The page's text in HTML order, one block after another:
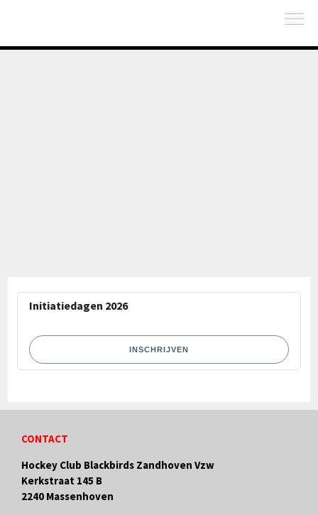
Initiatiedagen 2026
INSCHRIJVEN
CONTACT
Hockey Club Blackbirds Zandhoven Vzw
Kerkstraat 145 B
2240 Massenhoven